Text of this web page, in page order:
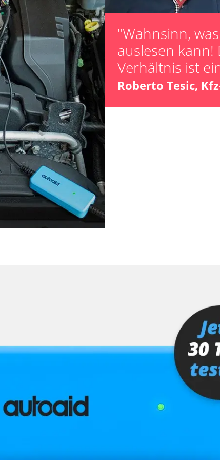
Zurücksetzen
Verfügbarkeit abhängig von Modell, Motorisierung, Ausstattung und Konfiguration
"Wahnsinn,
auslesen kann!
Verhältnis ist
Roberto Tesic,